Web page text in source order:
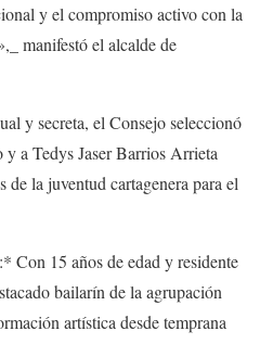
y el compromiso activo con la
manifestó el alcalde de
y secreta, el Consejo seleccionó
a Tedys Jaser Barrios Arrieta
de la juventud cartagenera para el
Con 15 años de edad y residente
bailarín de la agrupación
artística desde temprana